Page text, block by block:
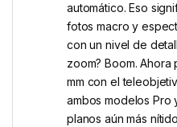
automático. Eso
fotos macro y
con un nivel de
zoom? Boom.
mm con el
ambos modelos Pro
planos aún más